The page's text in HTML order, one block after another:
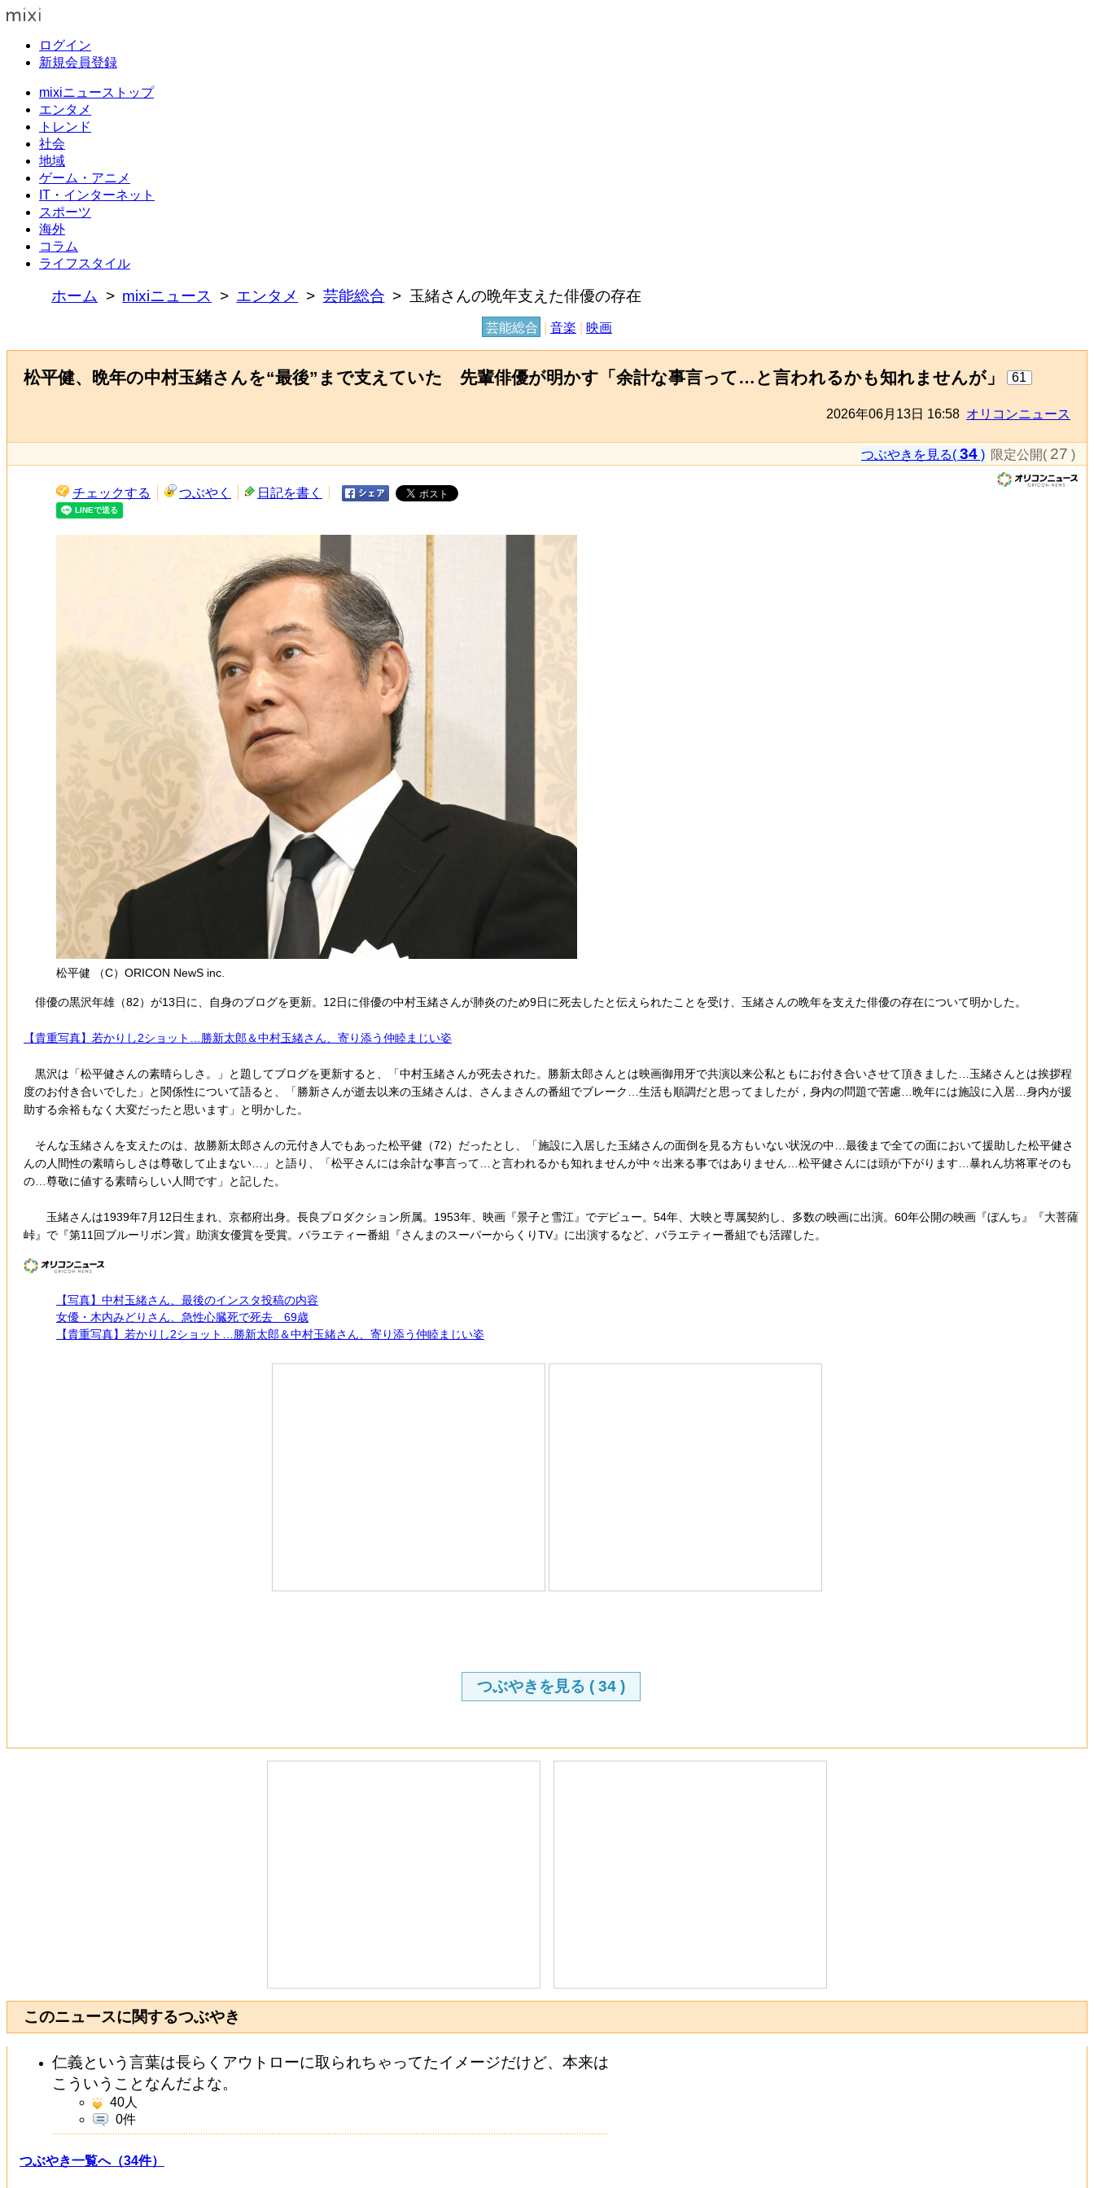
ログイン
新規会員登録
mixiニューストップ
エンタメ
トレンド
社会
地域
ゲーム・アニメ
IT・インターネット
スポーツ
海外
コラム
ライフスタイル
ホーム mixiニュース エンタメ 芸能総合 玉緒さんの晩年支えた俳優の存在
芸能総合 音楽 映画
松平健、晩年の中村玉緒さんを“最後”まで支えていた 先輩俳優が明かす「余計な事言って…と言われるかも知れませんが」 61
2026年06月13日 16:58 オリコンニュース
つぶやきを見る( 34 ) 限定公開( 27 )
チェックする つぶやく 日記を書く
松平健 （C）ORICON NewS inc.
俳優の黒沢年雄（82）が13日に、自身のブログを更新。12日に俳優の中村玉緒さんが肺炎のため9日に死去したと伝えられたことを受け、玉緒さんの晩年を支えた俳優の存在について明かした。
【貴重写真】若かりし2ショット…勝新太郎＆中村玉緒さん、寄り添う仲睦まじい姿
黒沢は「松平健さんの素晴らしさ。」と題してブログを更新すると、「中村玉緒さんが死去された。勝新太郎さんとは映画御用牙で共演以来公私ともにお付き合いさせて頂きました…玉緒さんとは挨拶程
度のお付き合いでした」と関係性について語ると、「勝新さんが逝去以来の玉緒さんは、さんまさんの番組でブレーク…生活も順調だと思ってましたが，身内の問題で苦慮…晩年には施設に入居…身内が援
助する余裕もなく大変だったと思います」と明かした。
そんな玉緒さんを支えたのは、故勝新太郎さんの元付き人でもあった松平健（72）だったとし、「施設に入居した玉緒さんの面倒を見る方もいない状況の中…最後まで全ての面において援助した松平健さ
んの人間性の素晴らしさは尊敬して止まない…」と語り、「松平さんには余計な事言って…と言われるかも知れませんが中々出来る事ではありません…松平健さんには頭が下がります…暴れん坊将軍そのも
の…尊敬に値する素晴らしい人間です」と記した。
玉緒さんは1939年7月12日生まれ、京都府出身。長良プロダクション所属。1953年、映画『景子と雪江』でデビュー。54年、大映と専属契約し、多数の映画に出演。60年公開の映画『ぼんち』『大菩薩
峠』で『第11回ブルーリボン賞』助演女優賞を受賞。バラエティー番組『さんまのスーパーからくりTV』に出演するなど、バラエティー番組でも活躍した。
【写真】中村玉緒さん、最後のインスタ投稿の内容
女優・木内みどりさん、急性心臓死で死去 69歳
【貴重写真】若かりし2ショット…勝新太郎＆中村玉緒さん、寄り添う仲睦まじい姿
つぶやきを見る ( 34 )
このニュースに関するつぶやき
仁義という言葉は長らくアウトローに取られちゃってたイメージだけど、本来は
こういうことなんだよな。
40人
0件
つぶやき一覧へ（34件）